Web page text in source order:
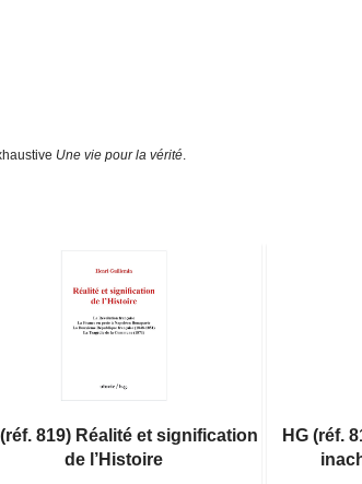
Une vie pour la vérité.
(réf. 819) Réalité et signification
de l’Histoire
HG (réf.